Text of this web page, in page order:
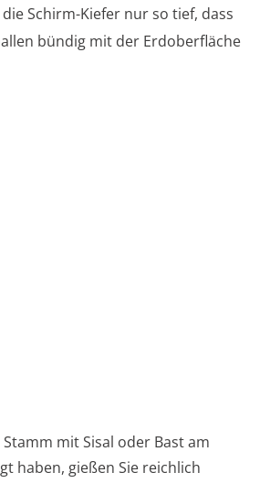
die Schirm-Kiefer nur so tief, dass
bündig mit der Erdoberfläche
mit Sisal oder Bast am
haben, gießen Sie reichlich